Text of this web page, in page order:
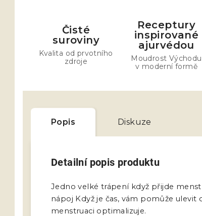
Čisté
suroviny
Kvalita od prvotního
zdroje
Receptury
inspirované
ajurvédou
Moudrost Východu
v moderní formě
Popis Diskuze
Detailní popis produktu
Jedno velké trápení když přijde
nápoj Když je čas, vám pomůžeulevit
menstruaci optimalizuje.